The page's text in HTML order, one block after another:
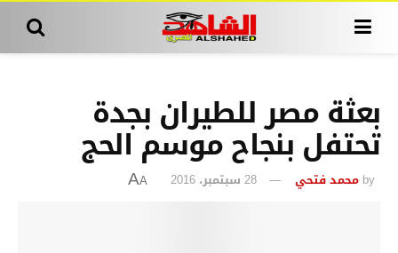
بعثة مصر للطيران بجدة
تحتفل بنجاح موسم الحج
by محمد فتحي 28 سبتمبر، 2016 A
A